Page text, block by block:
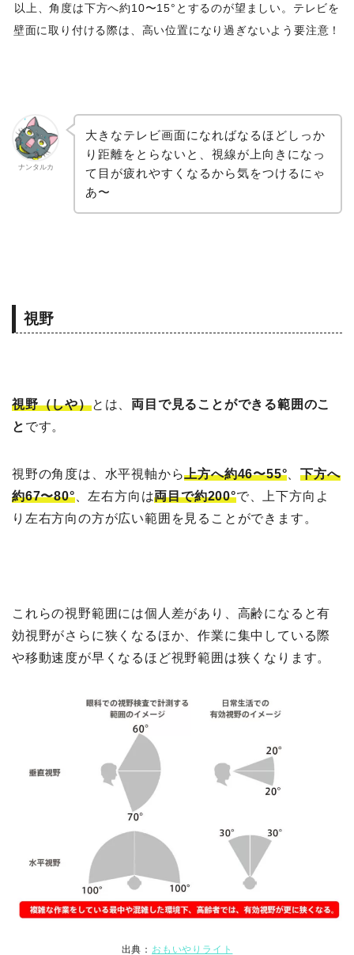
以上、角度は下方へ約10〜15°とするのが望ましい。テレビを
壁面に取り付ける際は、高い位置になり過ぎないよう要注意！
ナンタルカ
大きなテレビ画面になればなるほどしっか
り距離をとらないと、視線が上向きになっ
て目が疲れやすくなるから気をつけるにゃ
あ〜
視野
視野（しや）とは、 両目で見ることができる範囲のこ
と です。
視野の角度は、水平視軸から上方へ約46〜55° 、下方へ
約67〜80°、左右方向は両目で約200°で、上下方向よ
り左右方向の方が広い範囲を見ることができます。
これらの視野範囲には個人差があり、高齢になると有
効視野がさらに狭くなるほか、作業に集中している際
や移動速度が早くなるほど視野範囲は狭くなります。
出典： おもいやりライト